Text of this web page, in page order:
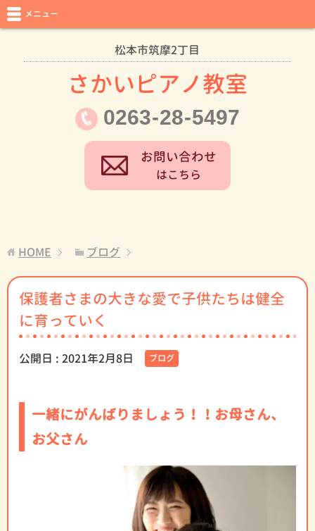
松本市筑摩2丁目
さかいピアノ教室
0263-28-5497
お問い合わせ
はこちら
メニュー
HOME ブログ
保護者さまの大きな愛で子供たちは健全
に育っていく
公開日 : 2021年2月8日 ブログ
一緒にがんばりましょう！！お母さん、
お父さん